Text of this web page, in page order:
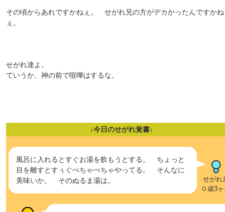
その頃からあれですかねぇ。 せがれ兄の方がデカかったんですかね
ぇ。
せがれ達よ。
ていうか、神の前で喧嘩はするな。
↓今日のせがれ覚書↓
風呂に入れるとすぐお湯を飲もうとする。 ちょっと
目を離すとすぅぐぺちゃぺちゃやってる。 そんなに
美味いか。 そのぬるま湯は。
せがれ
０歳3